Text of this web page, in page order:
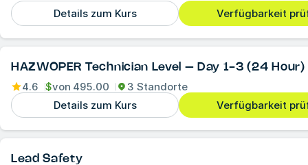
Details zum Kurs
Verfügbarkeit
HAZWOPER Technician Level – Day 1-3 (24 Hour)
4.6 $von 495.00
3 Standorte
Details zum Kurs
Verfügbarkeit
Lead Safety